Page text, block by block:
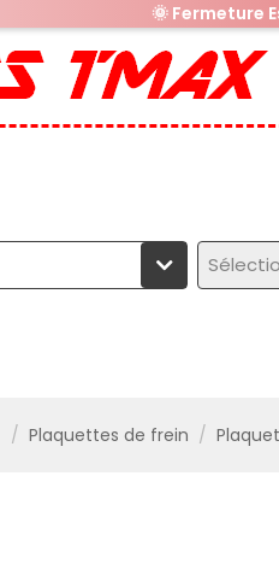
🌞 Fermeture
Plaquettes de frein